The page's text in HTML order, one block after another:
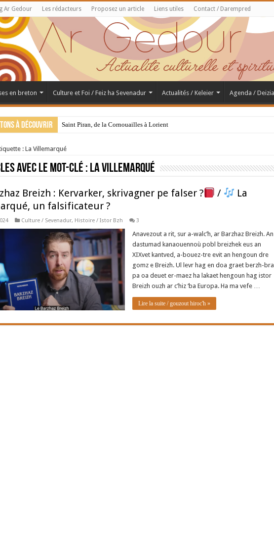
Ar Gedour Les rédacteurs Proposez un article Liens utiles Contact / Darempred
en breton Culture et Foi / Feiz ha Sevenadur Actualités / Keleier Agenda /
à découvrir Saint Piran, de la Cornouailles à Lorient
:La Villemarqué
avec le mot-clé : La Villemarqué
Breizh : Kervarker, skrivagner pe falser ? /
La
un falsificateur ?
Culture / Sevenadur, Histoire / Istor Bzh 3
Anavezout a rit, sur a-walc’h, ar Barzhaz Breizh. An
dastumad kanaouennoù pobl breizhek eus an
XIXvet kantved, a-bouez-tre evit an hengoun dre
gomz e Breizh. Ul levr hag en doa graet berzh-
pa oa deuet er-maez ha lakaet hengoun hag istor
Breizh ouzh ar c’hiz ‘ba Europa. Ha ma vefe …
Lire la suite / gouzout hiroc'h »